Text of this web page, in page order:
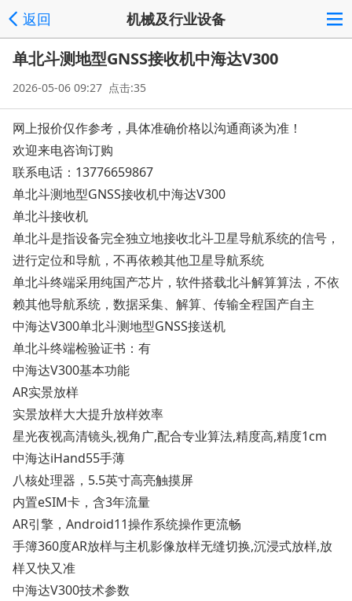
返回 机械及行业设备
单北斗测地型GNSS接收机中海达V300
2026-05-06 09:27 点击:35
网上报价仅作参考，具体准确价格以沟通商谈为准！
欢迎来电咨询订购
联系电话：13776659867
单北斗测地型GNSS接收机中海达V300
单北斗接收机
单北斗是指设备完全独立地接收北斗卫星导航系统的信号，
进行定位和导航，不再依赖其他卫星导航系统
单北斗终端采用纯国产芯片，软件搭载北斗解算算法，不依
赖其他导航系统，数据采集、解算、传输全程国产自主
中海达V300单北斗测地型GNSS接送机
单北斗终端检验证书：有
中海达V300基本功能
AR实景放样
实景放样大大提升放样效率
星光夜视高清镜头,视角广,配合专业算法,精度高,精度1cm
中海达iHand55手薄
八核处理器，5.5英寸高亮触摸屏
内置eSIM卡，含3年流量
AR引擎，Android11操作系统操作更流畅
手簿360度AR放样与主机影像放样无缝切换,沉浸式放样,放
样又快又准
中海达V300技术参数